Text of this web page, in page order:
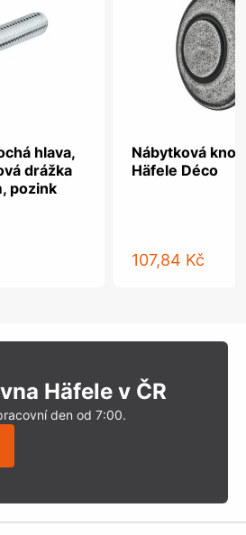
hlava,
drážka
pozink
Nábytková
Häfele Déco
107,84 Kč
Häfele v ČR
den od 7:00.